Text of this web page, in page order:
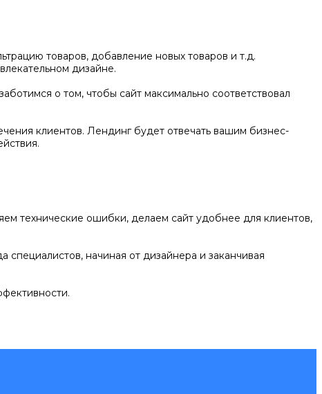
товаров, добавление новых товаров и т.д.
дизайне.
о том, чтобы сайт максимально соответствовал
клиентов. Лендинг будет отвечать вашим бизнес-
технические ошибки, делаем сайт удобнее для клиентов,
начиная от дизайнера и заканчивая